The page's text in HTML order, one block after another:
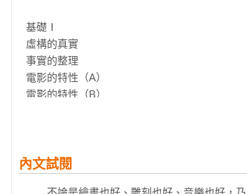
基礎Ⅰ
虛構的真實
事實的整理
電影的特性（A）
電影的特性（B）
劇本的定位
內文試閱